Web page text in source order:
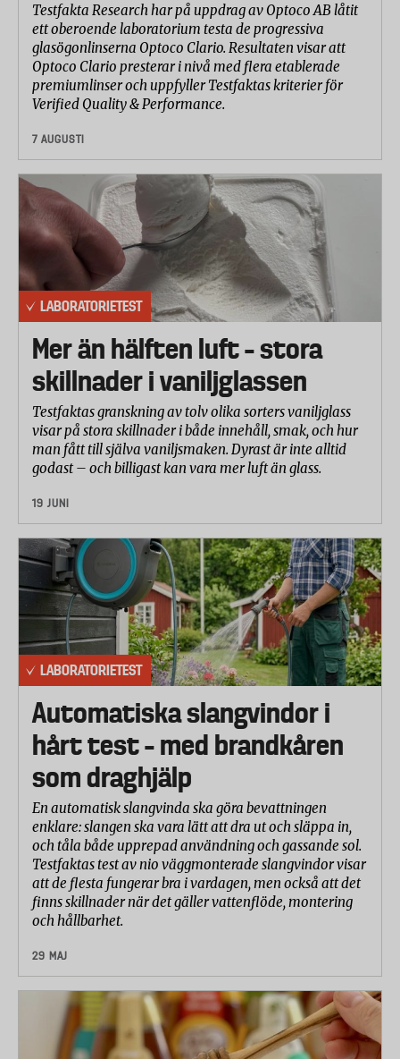
Testfakta Research har på uppdrag av Optoco AB låtit
ett oberoende laboratorium testa de progressiva
glasögonlinserna Optoco Clario. Resultaten visar att
Optoco Clario presterar i nivå med flera etablerade
premiumlinser och uppfyller Testfaktas kriterier för
Verified Quality & Performance.
7 AUGUSTI
LABORATORIETEST
Mer än hälften luft – stora
skillnader i vaniljglassen
Testfaktas granskning av tolv olika sorters vaniljglass
visar på stora skillnader i både innehåll, smak, och hur
man fått till själva vaniljsmaken. Dyrast är inte alltid
godast – och billigast kan vara mer luft än glass.
19 JUNI
LABORATORIETEST
Automatiska slangvindor i
hårt test – med brandkåren
som draghjälp
En automatisk slangvinda ska göra bevattningen
enklare: slangen ska vara lätt att dra ut och släppa in,
och tåla både upprepad användning och gassande sol.
Testfaktas test av nio väggmonterade slangvindor visar
att de flesta fungerar bra i vardagen, men också att det
finns skillnader när det gäller vattenflöde, montering
och hållbarhet.
29 MAJ